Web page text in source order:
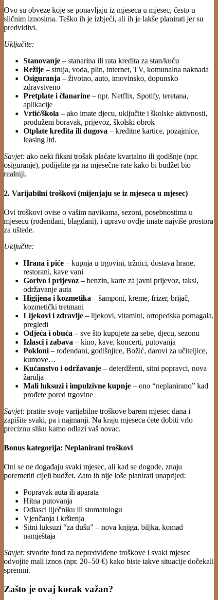
Ovo su obveze koje se ponavljaju iz mjeseca u mjesec, često u
sličnim iznosima. Teško ih je izbjeći, ali ih je lakše planirati jer su
predvidivi.
Uključite:
Stanovanje – stanarina ili rata kredita za stan/kuću
Režije – struja, voda, plin, internet, TV, komunalna naknada
Osiguranja – životno, auto, imovinsko, dopunsko
zdravstveno
Pretplate i članarine – npr. Netflix, Spotify, teretana,
aplikacije
Vrtić/škola – ako imate djecu, uključite i školske aktivnosti,
produženi boravak, prijevoz, školski obrok
Otplate kredita ili dugova – kreditne kartice, pozajmice,
leasing itd.
Savjet: ako neki fiksni trošak plaćate kvartalno ili godišnje (npr.
osiguranje), podijelite ga na mjesečne rate kako bi budžet bio
realniji.
2. Varijabilni troškovi (mijenjaju se iz mjeseca u mjesec)
Ovi troškovi ovise o vašim navikama, sezoni, posebnostima u
mjesecu (rođendani, blagdani), i upravo ovdje imate najviše prostora
za uštede.
Uključite:
Hrana i piće – kupnja u trgovini, tržnici, dostava hrane,
restorani, kave vani
Gorivo i prijevoz – benzin, karte za javni prijevoz, taksi,
održavanje auta
Higijena i kozmetika – šamponi, kreme, frizer, brijač,
kozmetički tretmani
Lijekovi i zdravlje – lijekovi, vitamini, ortopedska pomagala,
pregledi
Odjeća i obuća – sve što kupujete za sebe, djecu, sezonu
Izlasci i zabava – kino, kave, koncerti, putovanja
Pokloni – rođendani, godišnjice, Božić, darovi za učiteljice,
kumove…
Kućanstvo i održavanje – deterdženti, sitni popravci, nova
žarulja
Mali luksuzi i impulzivne kupnje – ono “neplanirano” kad
prođete pored trgovine
Savjet: pratite svoje varijabilne troškove barem mjesec dana i
zapišite svaki, pa i najmanji. Na kraju mjeseca ćete dobiti vrlo
preciznu sliku kamo odlazi vaš novac.
Bonus kategorija: Neplanirani troškovi
Oni se ne događaju svaki mjesec, ali kad se dogode, znaju
poremetiti cijeli budžet. Zato ih nije loše planirati unaprijed:
Popravak auta ili aparata
Hitna putovanja
Odlasci liječniku ili stomatologu
Vjenčanja i krštenja
Sitni luksuzi “za dušu” – nova knjiga, biljka, komad
namještaja
Savjet: stvorite fond za nepredviđene troškove i svaki mjesec
odvojite mali iznos (npr. 20–50 €) kako biste takve situacije dočekali
spremni.
Zašto je ovaj korak važan?